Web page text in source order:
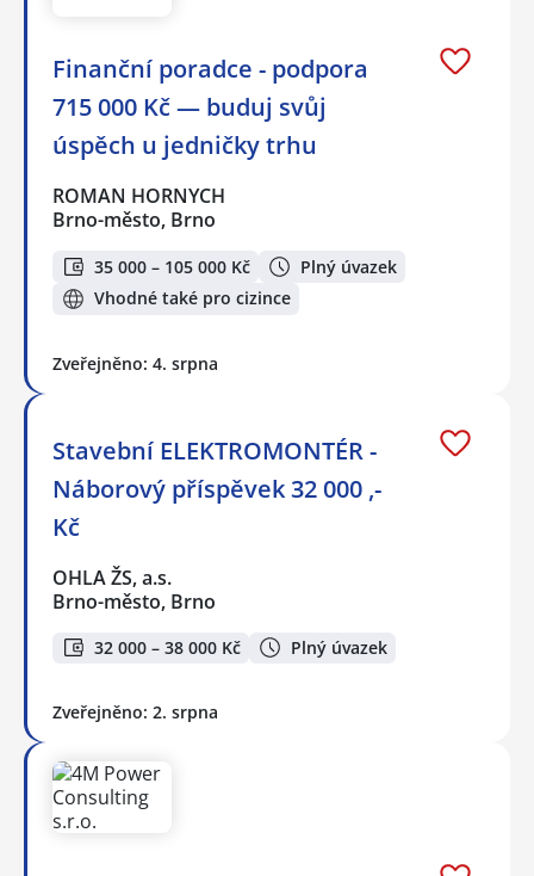
Finanční poradce - podpora
715 000 Kč — buduj svůj
úspěch u jedničky trhu
ROMAN HORNYCH
Brno-město, Brno
35 000 – 105 000 Kč
Plný úvazek
Vhodné také pro cizince
Zveřejněno: 4. srpna
Stavební ELEKTROMONTÉR -
Náborový příspěvek 32 000 ,-
Kč
OHLA ŽS, a.s.
Brno-město, Brno
32 000 – 38 000 Kč Plný úvazek
Zveřejněno: 2. srpna